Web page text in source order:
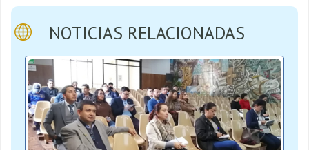
NOTICIAS RELACIONADAS